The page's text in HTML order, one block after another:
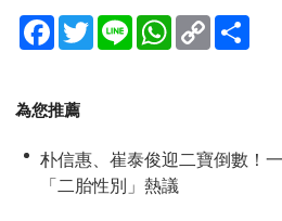
Facebook
TwitterLine WhatsApp
Copy
Link
為您推薦
朴信惠、崔泰俊迎二寶倒數！
「二胎性別」熱議